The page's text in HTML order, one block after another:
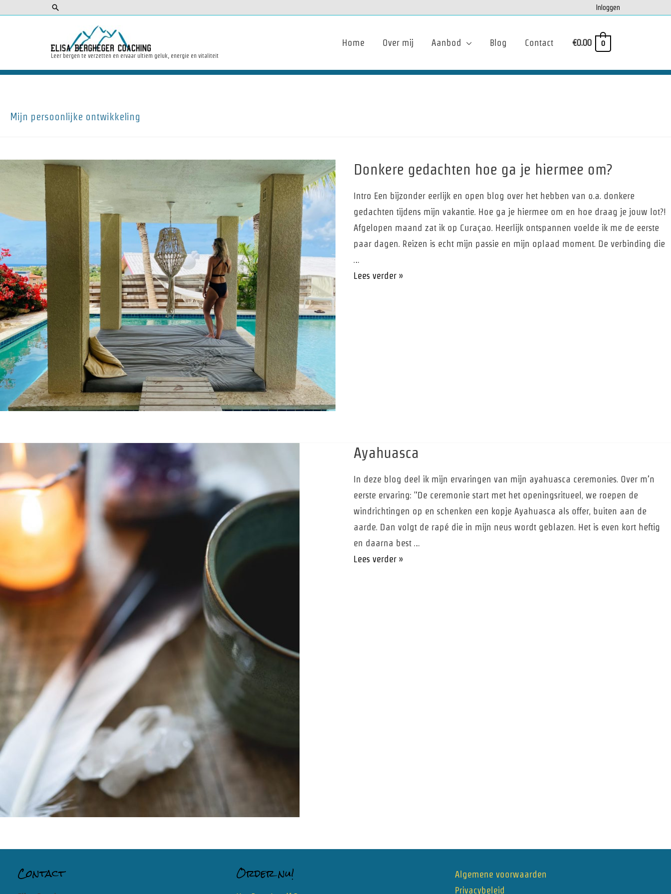
Zoeken Inloggen
Leer bergen te verzetten en ervaar ultiem geluk, energie en vitaliteit
Home Over mij Aanbod Blog Contact €0.00 0
Mijn persoonlijke ontwikkeling
Donkere gedachten hoe ga je hiermee om?
Intro Een bijzonder eerlijk en open blog over het hebben van o.a. donkere
gedachten tijdens mijn vakantie. Hoe ga je hiermee om en hoe draag je jouw lot?!
Afgelopen maand zat ik op Curaçao. Heerlijk ontspannen voelde ik me de eerste
paar dagen. Reizen is echt mijn passie en mijn oplaad moment. De verbinding die
…
Donkere
Lees verder »
Ayahuasca
In deze blog deel ik mijn ervaringen van mijn ayahuasca ceremonies. Over m’n
eerste ervaring: “De ceremonie start met het openingsritueel, we roepen de
windrichtingen op en schenken een kopje Ayahuasca als offer, buiten aan de
aarde. Dan volgt de rapé die in mijn neus wordt geblazen. Het is even kort heftig
en daarna best …
Ayahuasca
Lees verder »
Contact Order nu!
Algemene voorwaarden
Privacybeleid